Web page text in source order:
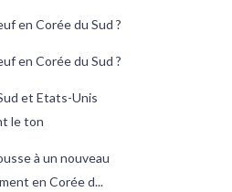
en Corée du Sud ?
en Corée du Sud ?
et Etats-Unis
le ton
à un nouveau
en Corée d...